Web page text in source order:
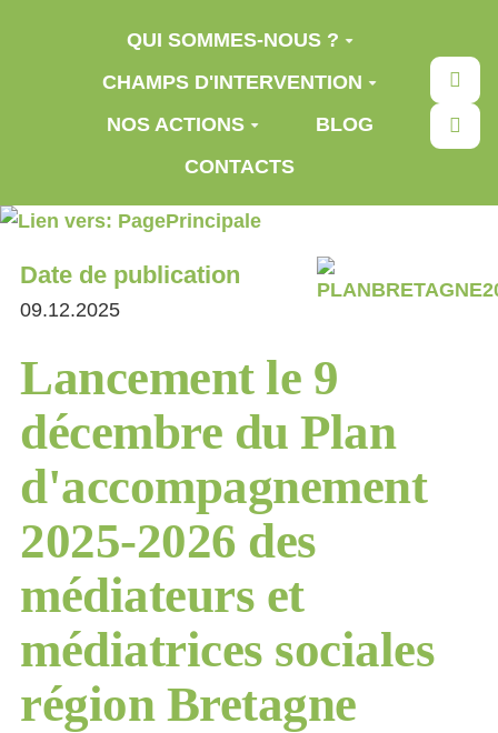
QUI SOMMES-NOUS ?
CHAMPS D'INTERVENTION
NOS ACTIONS
BLOG
CONTACTS
Date de publication
09.12.2025
Lancement le 9
décembre du Plan
d'accompagnement
2025-2026 des
médiateurs et
médiatrices sociales
région Bretagne